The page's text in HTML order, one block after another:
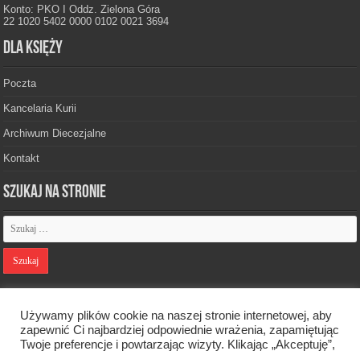
Konto: PKO I Oddz. Zielona Góra
22 1020 5402 0000 0102 0021 3694
Dla księży
Poczta
Kancelaria Kurii
Archiwum Diecezjalne
Kontakt
Szukaj na stronie
Używamy plików cookie na naszej stronie internetowej, aby
zapewnić Ci najbardziej odpowiednie wrażenia, zapamiętując
Twoje preferencje i powtarzając wizyty. Klikając „Akceptuję”,